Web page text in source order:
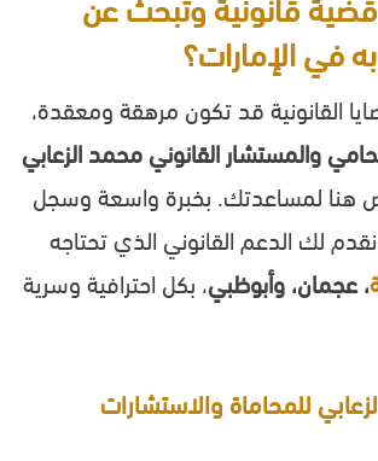
قانونية وتبحث عن
في الإمارات؟
القانونية قد تكون مرهقة ومعقدة،
والمستشار القانوني محمد الزعابي
هنا لمساعدتك. بخبرة واسعة وسجل
لك الدعم القانوني الذي تحتاجه
، عجمان، وأبوظبي، بكل احترافية وسرية
للمحاماة والاستشارات